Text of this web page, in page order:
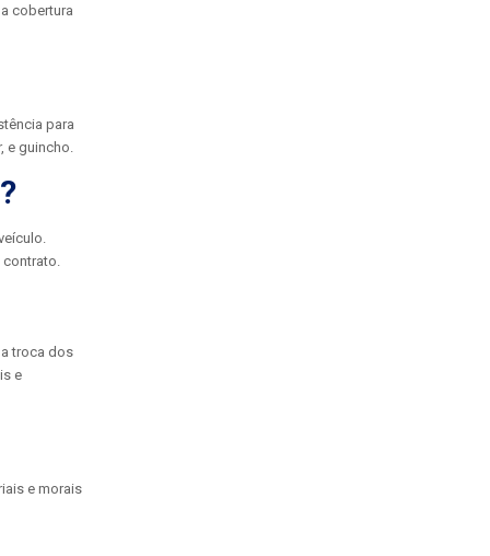
cobertura
para
e guincho.
troca dos
e
e morais